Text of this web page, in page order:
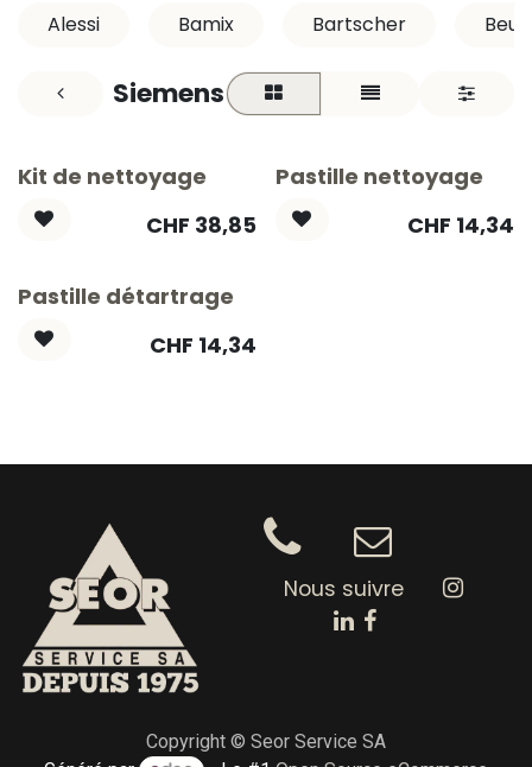
Alessi Bamix Bartscher
Siemens
Kit de nettoyage
CHF 38,85
Pastille nettoyage
CHF 14,34
Pastille détartrage
CHF 14,34
Nous suivre
Copyright © Seor Service SA